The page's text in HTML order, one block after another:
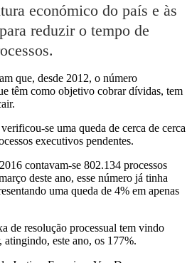
económico do país e às
reduzir o tempo de
que, desde 2012, o número
têm como objetivo cobrar dívidas, tem
se uma queda de cerca de cerca
executivos pendentes.
contavam-se 802.134 processos
deste ano, esse número já tinha
uma queda de 4% em apenas
de resolução processual tem vindo
atingindo, este ano, os 177%.